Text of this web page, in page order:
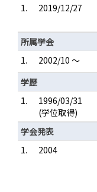
1.
2019/12/27
所属学会
1.
2002/10 ～
学歴
1.
1996/03/31
(学位取得)
学会発表
1.
2004